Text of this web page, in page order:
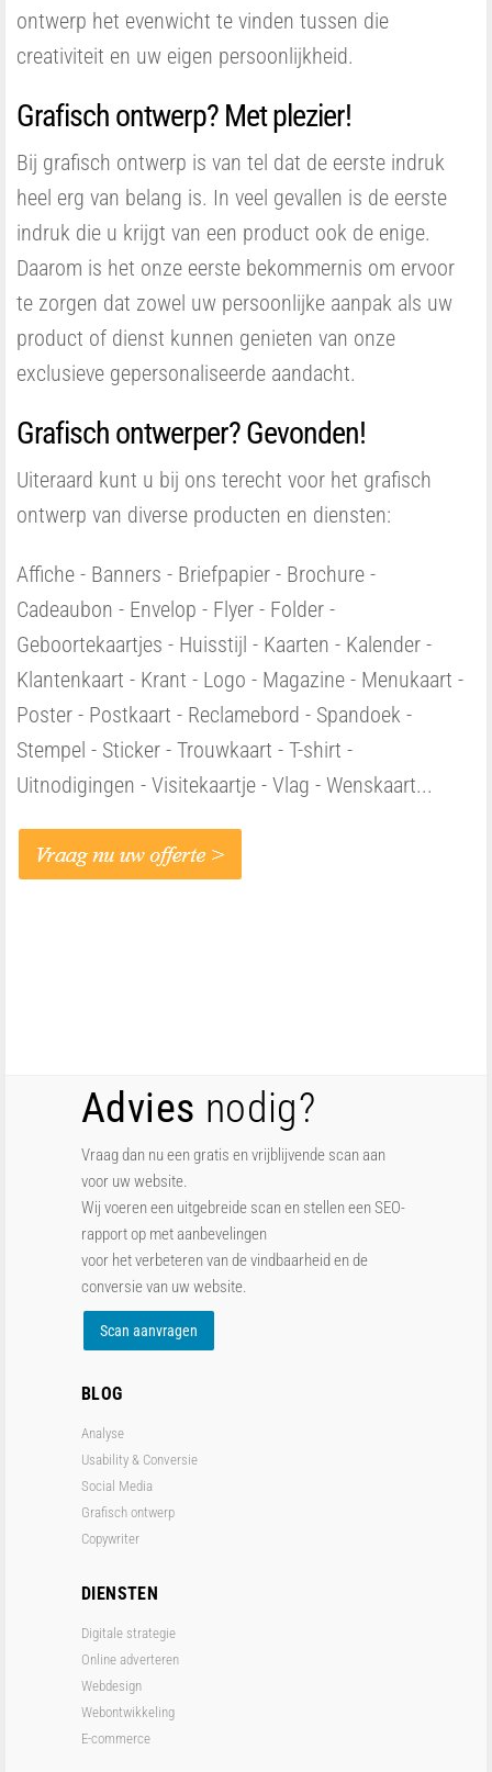
ontwerp het evenwicht te vinden tussen die
creativiteit en uw eigen persoonlijkheid.
Grafisch ontwerp? Met plezier!
Bij grafisch ontwerp is van tel dat de eerste indruk
heel erg van belang is. In veel gevallen is de eerste
indruk die u krijgt van een product ook de enige.
Daarom is het onze eerste bekommernis om ervoor
te zorgen dat zowel uw persoonlijke aanpak als uw
product of dienst kunnen genieten van onze
exclusieve gepersonaliseerde aandacht.
Grafisch ontwerper? Gevonden!
Uiteraard kunt u bij ons terecht voor het grafisch
ontwerp van diverse producten en diensten:
Affiche - Banners - Briefpapier - Brochure -
Cadeaubon - Envelop - Flyer - Folder -
Geboortekaartjes - Huisstijl - Kaarten - Kalender -
Klantenkaart - Krant - Logo - Magazine - Menukaart -
Poster - Postkaart - Reclamebord - Spandoek -
Stempel - Sticker - Trouwkaart - T-shirt -
Uitnodigingen - Visitekaartje - Vlag - Wenskaart...
Advies nodig?
Vraag dan nu een gratis en vrijblijvende scan aan
voor uw website.
Wij voeren een uitgebreide scan en stellen een SEO-
rapport op met aanbevelingen
voor het verbeteren van de vindbaarheid en de
conversie van uw website.
Scan aanvragen
BLOG
Analyse
Usability & Conversie
Social Media
Grafisch ontwerp
Copywriter
DIENSTEN
Digitale strategie
Online adverteren
Webdesign
Webontwikkeling
E-commerce